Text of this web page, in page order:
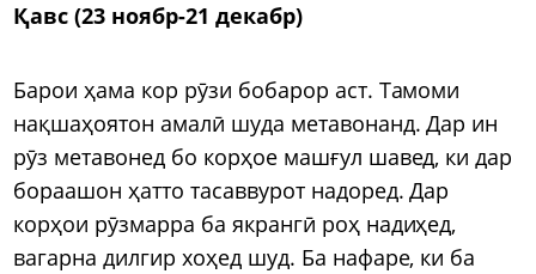
Қавс (23 ноябр-21 декабр)
Барои ҳама кор рӯзи бобарор аст. Тамоми
нақшаҳоятон амалӣ шуда метавонанд. Дар ин
рӯз метавонед бо корҳое машғул шавед, ки дар
бораашон ҳатто тасаввурот надоред. Дар
корҳои рӯзмарра ба якрангӣ роҳ надиҳед,
вагарна дилгир хоҳед шуд. Ба нафаре, ки ба